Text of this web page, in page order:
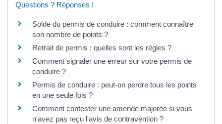
Questions ? Réponses !
Solde du permis de conduire : comment connaître
son nombre de points ?
Retrait de permis : quelles sont les règles ?
Comment signaler une erreur sur votre permis de
conduire ?
Permis de conduire : peut-on perdre tous les points
en une seule fois ?
Comment contester une amende majorée si vous
n'avez pas reçu l'avis de contravention ?